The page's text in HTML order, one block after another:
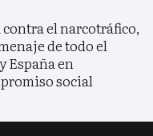
el narcotráfico,
de todo el
España en
social